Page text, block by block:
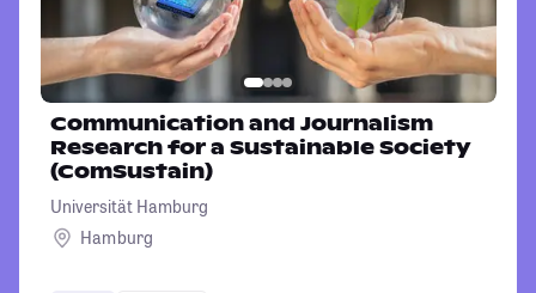
Communication and Journalism
Research for a Sustainable Society
(ComSustain)
Universität Hamburg
Hamburg